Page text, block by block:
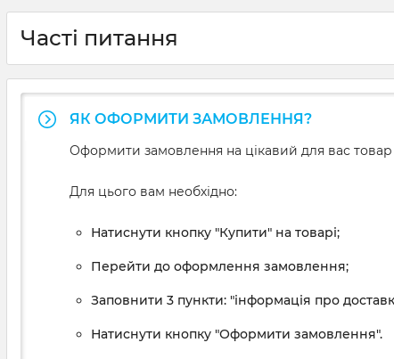
Часті питання
ЯК ОФОРМИТИ ЗАМОВЛЕННЯ?
Оформити замовлення на цікавий для вас
Для цього вам необхідно:
Натиснути кнопку "Купити" на товарі;
Перейти до оформлення замовлення;
Заповнити 3 пункти: "інформація про
Натиснути кнопку "Оформити замовлення".